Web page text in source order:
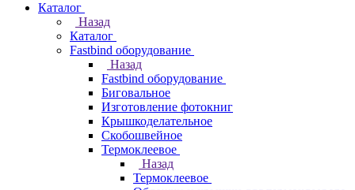
Каталог
Назад
Каталог
Fastbind оборудование
Назад
Fastbind оборудование
Биговальное
Изготовление фотокниг
Крышкоделательное
Скобошвейное
Термоклеевое
Назад
Термоклеевое